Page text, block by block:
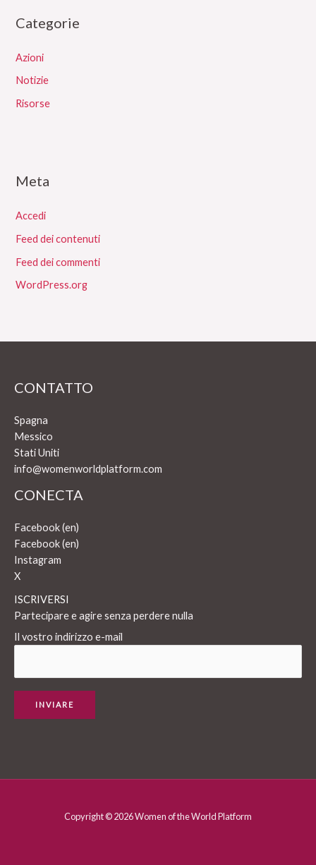
Categorie
Azioni
Notizie
Risorse
Meta
Accedi
Feed dei contenuti
Feed dei commenti
WordPress.org
CONTATTO
Spagna
Messico
Stati Uniti
info@womenworldplatform.com
CONECTA
Facebook (en)
Facebook (en)
Instagram
X
ISCRIVERSI
Partecipare e agire senza perdere nulla
Il vostro indirizzo e-mail
Copyright © 2026 Women of the World Platform